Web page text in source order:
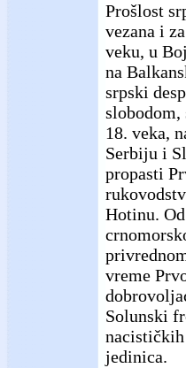
Prošlost
vezana i
veku, u
na
srpski
18. veka,
Serbiju i
propasti
Hotinu.
vreme
Solunski
jedinica.